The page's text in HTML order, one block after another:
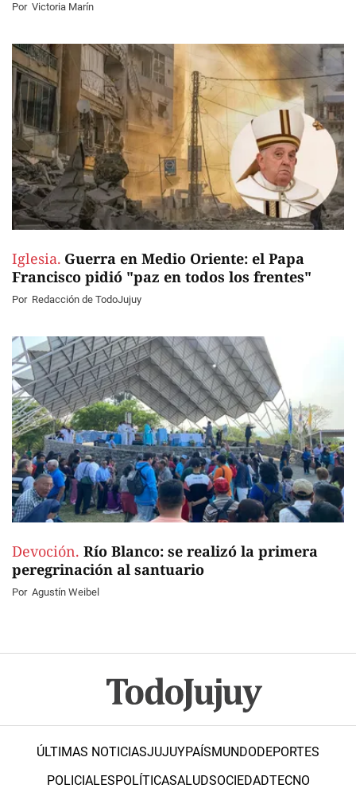
Por Victoria Marín
Iglesia. Guerra en Medio Oriente: el Papa
Francisco pidió "paz en todos los frentes"
Por Redacción de TodoJujuy
Devoción. Río Blanco: se realizó la primera
peregrinación al santuario
Por Agustín Weibel
ÚLTIMAS NOTICIASJUJUYPAÍSMUNDODEPORTES
POLICIALESPOLÍTICASALUDSOCIEDADTECNO